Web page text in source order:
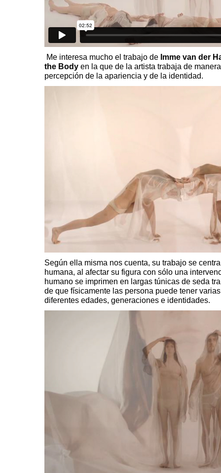
Me interesa mucho el trabajo de Imme van der
the Body en la que de la artista trabaja de
percepción de la apariencia y de la identidad.
Según ella misma nos cuenta, su trabajo se
humana, al afectar su figura con sólo una
humano se imprimen en largas túnicas de seda
de que físicamente las persona puede tener
diferentes edades, generaciones e identidades.